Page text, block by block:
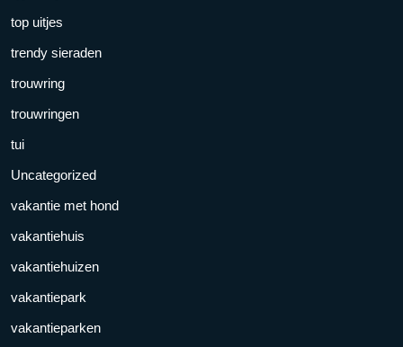
top uitjes
trendy sieraden
trouwring
trouwringen
tui
Uncategorized
vakantie met hond
vakantiehuis
vakantiehuizen
vakantiepark
vakantieparken